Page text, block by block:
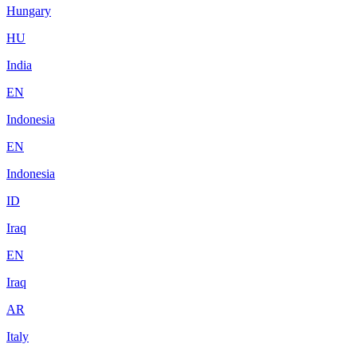
Hungary
HU
India
EN
Indonesia
EN
Indonesia
ID
Iraq
EN
Iraq
AR
Italy